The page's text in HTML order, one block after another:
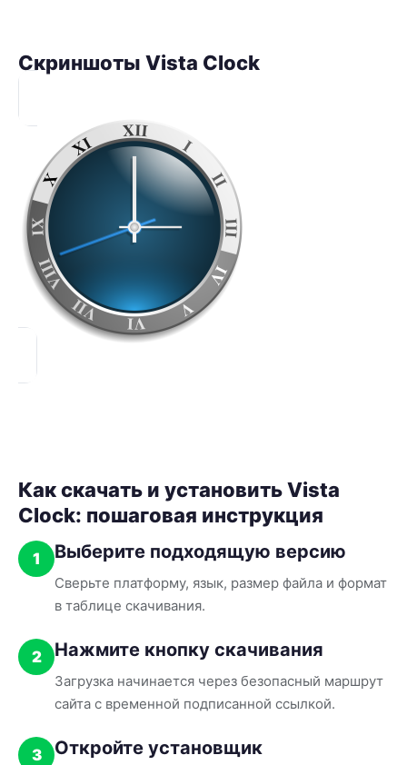
Скриншоты Vista Clock
Как скачать и установить Vista
Clock: пошаговая инструкция
1 Выберите подходящую версию
Сверьте платформу, язык, размер файла и формат
в таблице скачивания.
2 Нажмите кнопку скачивания
Загрузка начинается через безопасный маршрут
сайта с временной подписанной ссылкой.
3 Откройте установщик